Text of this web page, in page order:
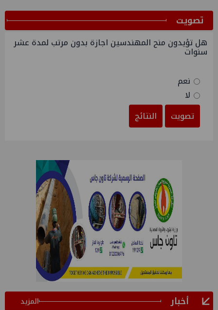
ﺗﺼﻮﻳﺖ
هل تؤيدون منح المهندسين اجازة بدون مرتب لمدة عشر
سنوات
نعم
لا
تصويت
النتائج
أخبار المزيد